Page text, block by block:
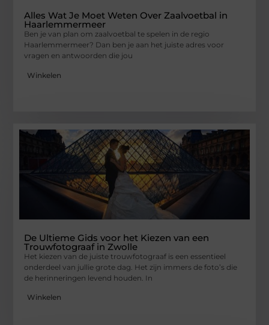
Alles Wat Je Moet Weten Over Zaalvoetbal in
Haarlemmermeer
Ben je van plan om zaalvoetbal te spelen in de regio
Haarlemmermeer? Dan ben je aan het juiste adres voor
vragen en antwoorden die jou
Winkelen
De Ultieme Gids voor het Kiezen van een
Trouwfotograaf in Zwolle
Het kiezen van de juiste trouwfotograaf is een essentieel
onderdeel van jullie grote dag. Het zijn immers de foto’s die
de herinneringen levend houden. In
Winkelen